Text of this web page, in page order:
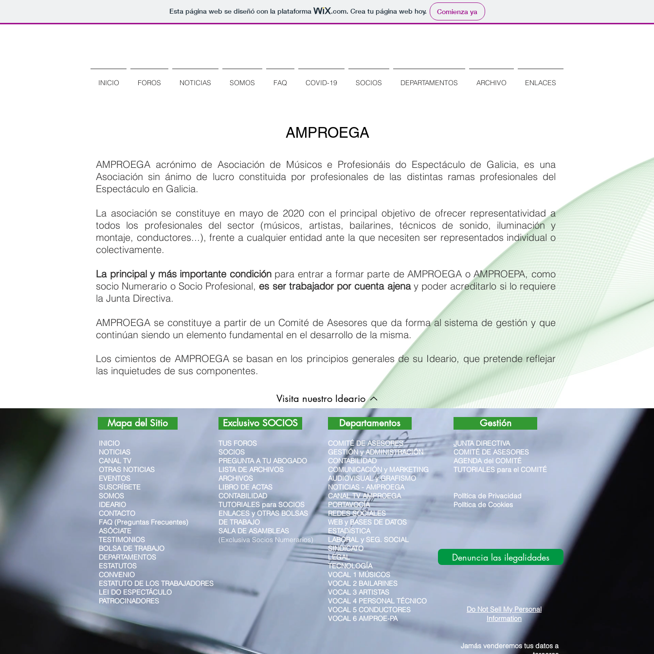
Esta página web se diseñó con la plataforma .com. Crea tu página web hoy. Comienza ya
INICIO FOROS NOTICIAS SOMOS FAQ COVID-19 SOCIOS DEPARTAMENTOS ARCHIVO ENLACES
AMPROEGA acrónimo de Asociación de Músicos e Profesionáis do Espectáculo de Galicia, es una
Asociación sin ánimo de lucro constituida por profesionales de las distintas ramas profesionales del
Espectáculo en Galicia.
La asociación se constituye en mayo de 2020 con el principal objetivo de ofrecer representatividad a
todos los profesionales del sector (músicos, artistas, bailarines, técnicos de sonido, iluminación y
montaje, conductores...), frente a cualquier entidad ante la que necesiten ser representados individual o
colectivamente.
La principal y más importante condiciónpara entrar a formar parte de AMPROEGA o AMPROEPA, como
socio Numerario o Socio Profesional, es ser trabajador por cuenta ajenay poder acreditarlo si lo requiere
la Junta Directiva.
AMPROEGA se constituye a partir de un Comité de Asesores que da forma al sistema de gestión y que
continúan siendo un elemento fundamental en el desarrollo de la misma.
Los cimientos de AMPROEGA se basan en los principios generales de su Ideario, que pretende reflejar
las inquietudes de sus componentes.
AMPROEGA
Visita nuestro Ideario
Mapa del Sitio
INICIO
NOTICIAS
CANAL TV
OTRAS NOTICIAS
EVENTOS
SUSCRÍBETE
SOMOS
IDEARIO
CONTACTO
FAQ (Preguntas Frecuentes)
ASÓCIATE
TESTIMONIOS
BOLSA DE TRABAJO
DEPARTAMENTOS
ESTATUTOS
CONVENIO
ESTATUTO DE LOS TRABAJADORES
LEI DO ESPECTÁCULO
PATROCINADORES
Exclusivo SOCIOS
TUS FOROS
SOCIOS
PREGUNTA A TU ABOGADO
LISTA DE ARCHIVOS
ARCHIVOS
LIBRO DE ACTAS
CONTABILIDAD
TUTORIALES para SOCIOS
ENLACES y OTRAS BOLSAS
DE TRABAJO
SALA DE ASAMBLEAS
(Exclusiva Socios Numerarios)
Departamentos
COMITÉ DE ASESORES
GESTIÓN y ADMINISTRACIÓN
CONTABILIDAD
COMUNICACIÓN y MARKETING
AUDIOVISUAL y GRAFISMO
NOTICIAS - AMPROEGA
CANAL TV AMPROEGA
PORTAVOCÍA
REDES SOCIALES
WEB y BASES DE DATOS
ESTADÍSTICA
LABORAL y SEG. SOCIAL
SINDICATO
LEGAL
TECNOLOGÍA
VOCAL 1 MÚSICOS
VOCAL 2 BAILARINES
VOCAL 3 ARTISTAS
VOCAL 4 PERSONAL TÉCNICO
VOCAL 5 CONDUCTORES
VOCAL 6 AMPROE-PA
Gestión
JUNTA DIRECTIVA
COMITÉ DE ASESORES
AGENDA del COMITÉ
TUTORIALES para el COMITÉ
Política de Privacidad
Política de Cookies
Denuncia las ilegalidades
Do Not Sell My Personal
Information
Jamás venderemos tus datos a